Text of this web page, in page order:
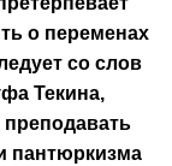
о переменах
со слов
Текина,
пантюркизма